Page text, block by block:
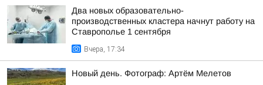
Два новых образовательно-
производственных кластера начнут работу на
Ставрополье 1 сентября
Вчера, 17:34
Новый день. Фотограф: Артём Мелетов